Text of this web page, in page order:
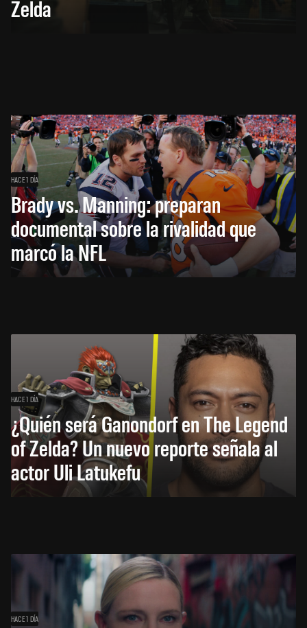
Zelda
HACE 1 DÍA
Brady vs. Manning: preparan
documental sobre la rivalidad que
marcó la NFL
HACE 1 DÍA
¿Quién será Ganondorf en The Legend
of Zelda? Un nuevo reporte señala al
actor Uli Latukefu
HACE 1 DÍA